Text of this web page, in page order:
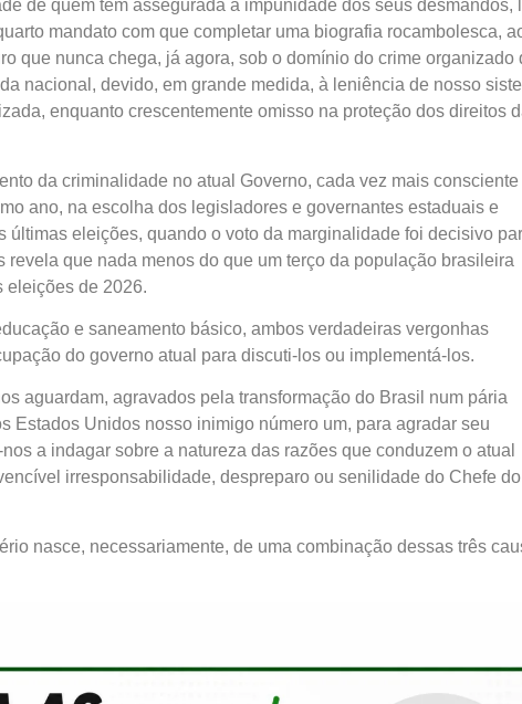
de quem tem assegurada a impunidade dos seus desmandos,
mandato com que completar uma biografia rocambolesca,
que nunca chega, já agora, sob o domínio do crime
nacional, devido, em grande medida, à leniência de nosso
enquanto crescentemente omisso na proteção dos direitos
da criminalidade no atual Governo, cada vez mais consciente
ano, na escolha dos legisladores e governantes estaduais e
eleições, quando o voto da marginalidade foi decisivo
que nada menos do que um terço da população brasileira
eleições de 2026.
e saneamento básico, ambos verdadeiras vergonhas
do governo atual para discuti-los ou implementá-los.
aguardam, agravados pela transformação do Brasil num pária
Estados Unidos nosso inimigo número um, para agradar seu
a indagar sobre a natureza das razões que conduzem o atual
irresponsabilidade, despreparo ou senilidade do Chefe do
nasce, necessariamente, de uma combinação dessas três